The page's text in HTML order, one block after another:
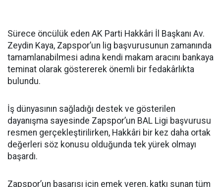
Sürece öncülük eden AK Parti Hakkâri İl Başkanı Av.
Zeydin Kaya, Zapspor’un lig başvurusunun zamanında
tamamlanabilmesi adına kendi makam aracını bankaya
teminat olarak göstererek önemli bir fedakârlıkta
bulundu.
İş dünyasının sağladığı destek ve gösterilen
dayanışma sayesinde Zapspor’un BAL Ligi başvurusu
resmen gerçekleştirilirken, Hakkâri bir kez daha ortak
değerleri söz konusu olduğunda tek yürek olmayı
başardı.
Zapspor’un başarısı için emek veren, katkı sunan tüm